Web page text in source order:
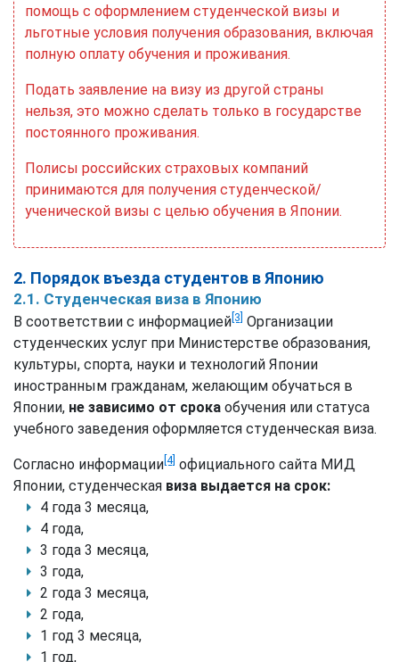
помощь с оформлением студенческой визы и
льготные условия получения образования, включая
полную оплату обучения и проживания.
Подать заявление на визу из другой страны
нельзя, это можно сделать только в государстве
постоянного проживания.
Полисы российских страховых компаний
принимаются для получения студенческой/
ученической визы с целью обучения в Японии.
2. Порядок въезда студентов в Японию
2.1. Студенческая виза в Японию
В соответствии с информацией[3] Организации
студенческих услуг при Министерстве образования,
культуры, спорта, науки и технологий Японии
иностранным гражданам, желающим обучаться в
Японии, не зависимо от срока обучения или статуса
учебного заведения оформляется студенческая виза.
Согласно информации[4] официального сайта МИД
Японии, студенческая виза выдается на срок:
4 года 3 месяца,
4 года,
3 года 3 месяца,
3 года,
2 года 3 месяца,
2 года,
1 год 3 месяца,
1 год,